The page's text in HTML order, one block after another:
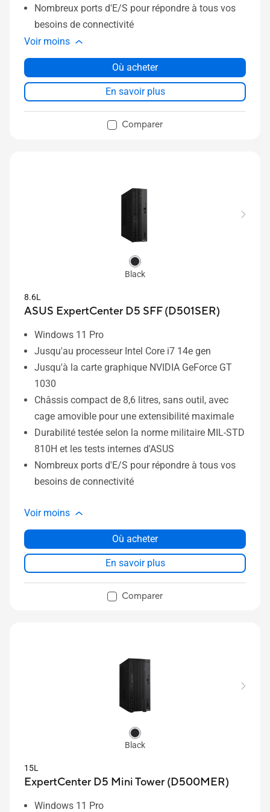
Nombreux ports d'E/S pour répondre à tous vos
besoins de connectivité
Voir moins
Où acheter
En savoir plus
Comparer
Black
8.6L
ASUS ExpertCenter D5 SFF (D501SER)
Windows 11 Pro
Jusqu'au processeur Intel Core i7 14e gen
Jusqu'à la carte graphique NVIDIA GeForce GT
1030
Châssis compact de 8,6 litres, sans outil, avec
cage amovible pour une extensibilité maximale
Durabilité testée selon la norme militaire MIL-STD
810H et les tests internes d'ASUS
Nombreux ports d'E/S pour répondre à tous vos
besoins de connectivité
Voir moins
Où acheter
En savoir plus
Comparer
Black
15L
ExpertCenter D5 Mini Tower (D500MER)
Windows 11 Pro